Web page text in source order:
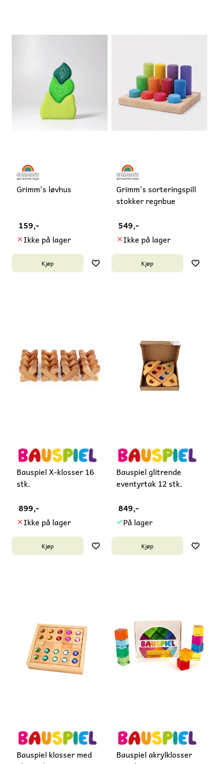
Grimm's løvhus
159,-
Ikke på lager
Kjøp
Grimm's sorteringspill
stokker regnbue
549,-
Ikke på lager
Kjøp
Bauspiel X-klosser 16
stk.
899,-
Ikke på lager
Kjøp
Bauspiel glitrende
eventyrtak 12 stk.
849,-
På lager
Kjøp
Bauspiel klosser med
Bauspiel akrylklosser